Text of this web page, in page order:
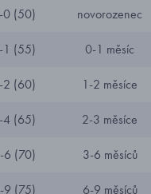
0 (50) novorozenec
1 (55) 0-1 měsíc
2 (60) 1-2 měsíce
4 (65) 2-3 měsíce
6 (70) 3-6 měsíců
9 (75) 6-9 měsíců